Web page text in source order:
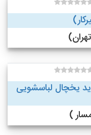
یخچال لباسشویی